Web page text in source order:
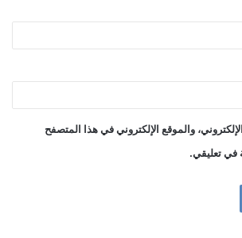
والموقع الإلكتروني في هذا المتصفح
في تعليقي.